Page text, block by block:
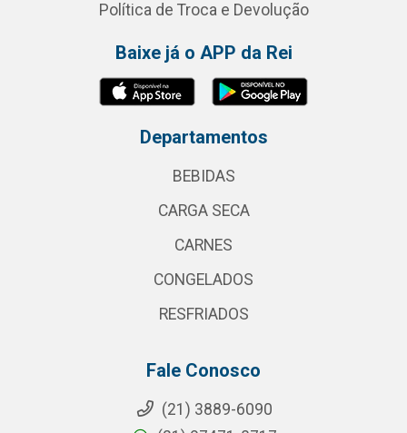
Política de Troca e Devolução
Baixe já o APP da Rei
Departamentos
BEBIDAS
CARGA SECA
CARNES
CONGELADOS
RESFRIADOS
Fale Conosco
(21) 3889-6090